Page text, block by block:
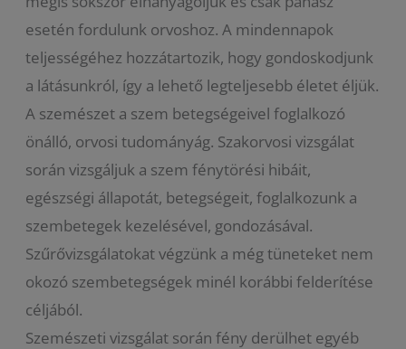
esetén fordulunk orvoshoz. A mindennapok
teljességéhez hozzátartozik, hogy gondoskodjunk
a látásunkról, így a lehető legteljesebb életet éljük.
A szemészet a szem betegségeivel foglalkozó
önálló, orvosi tudományág. Szakorvosi vizsgálat
során vizsgáljuk a szem fénytörési hibáit,
egészségi állapotát, betegségeit, foglalkozunk a
szembetegek kezelésével, gondozásával.
Szűrővizsgálatokat végzünk a még tüneteket nem
okozó szembetegségek minél korábbi felderítése
céljából.
Szemészeti vizsgálat során fény derülhet egyéb